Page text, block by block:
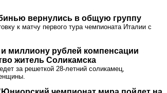
вернулись в общую группу
к матчу первого тура чемпионата Италии с
миллиону рублей компенсации
житель Соликамска
за решеткой 28-летний соликамец,